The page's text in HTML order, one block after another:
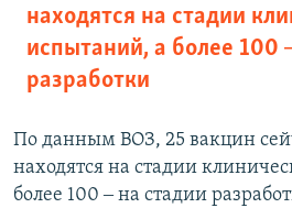
находятся на стадии
испытаний, а более 100
разработки
По данным ВОЗ, 25 вакцин
находятся на стадии
более 100 ‒ на стадии